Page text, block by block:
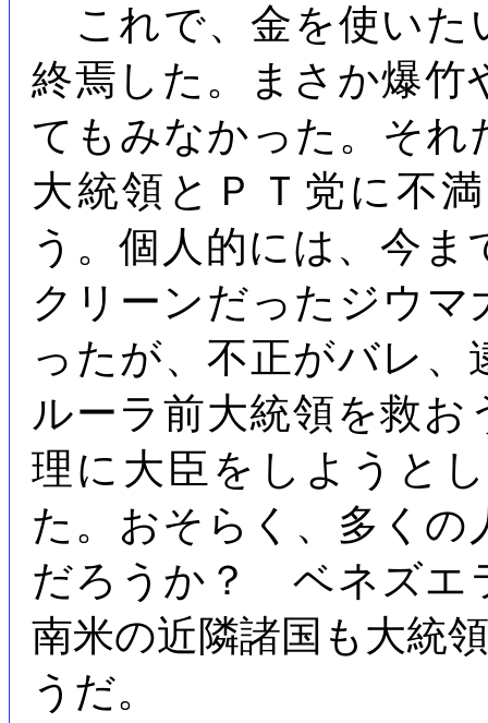
これで、金を使いた
終焉した。まさか爆竹
てもみなかった。それ
大統領とＰＴ党に不
う。個人的には、今
クリーンだったジウ
ったが、不正がバレ
ルーラ前大統領を救
理に大臣をしようと
た。おそらく、多く
だろうか？ ベネズエ
南米の近隣諸国も大統
うだ。